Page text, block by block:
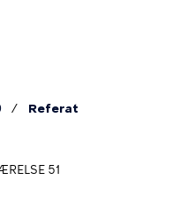
Referat
51